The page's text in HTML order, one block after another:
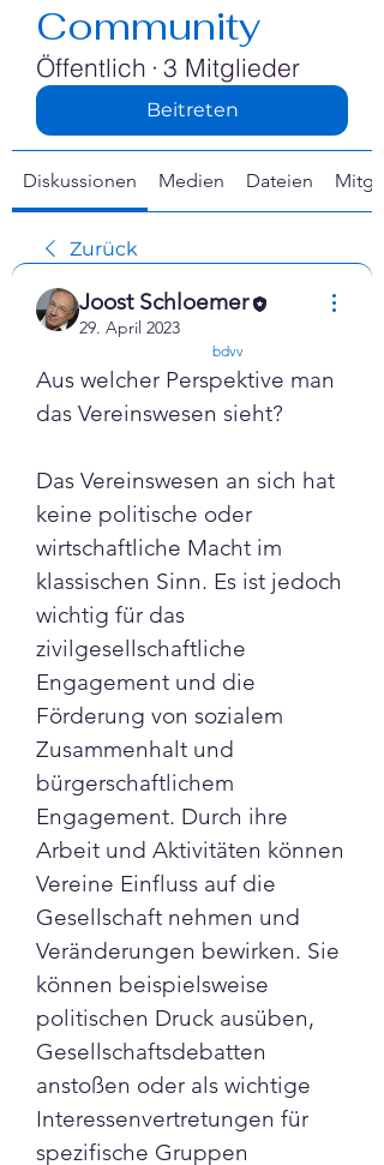
Community
Öffentlich · 3 Mitglieder
Beitreten
Diskussionen Medien Dateien
Zurück
Joost Schloemer
29. April 2023
bdvv
Aus welcher Perspektive man
das Vereinswesen sieht?
Das Vereinswesen an sich hat
keine politische oder
wirtschaftliche Macht im
klassischen Sinn. Es ist jedoch
wichtig für das
zivilgesellschaftliche
Engagement und die
Förderung von sozialem
Zusammenhalt und
bürgerschaftlichem
Engagement. Durch ihre
Arbeit und Aktivitäten können
Vereine Einfluss auf die
Gesellschaft nehmen und
Veränderungen bewirken. Sie
können beispielsweise
politischen Druck ausüben,
Gesellschaftsdebatten
anstoßen oder als wichtige
Interessenvertretungen für
spezifische Gruppen